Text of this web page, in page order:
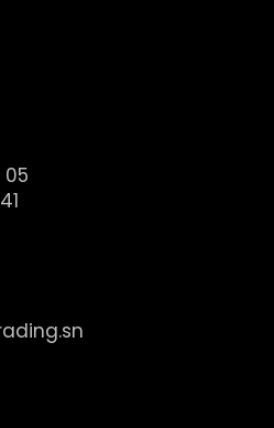
05